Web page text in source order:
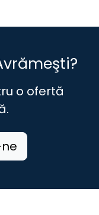
o ofertă